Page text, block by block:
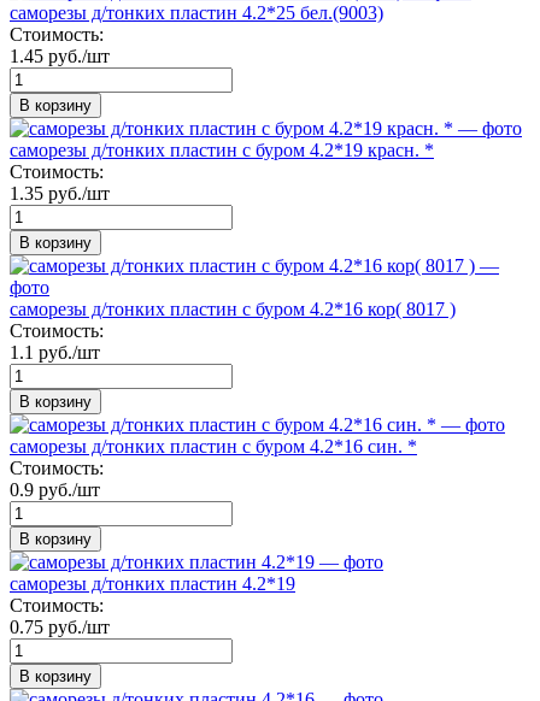
саморезы д/тонких пластин 4.2*25 бел.(9003)
Стоимость:
1.45 руб./шт
В корзину
саморезы д/тонких пластин с буром 4.2*19 красн. *
Стоимость:
1.35 руб./шт
В корзину
саморезы д/тонких пластин с буром 4.2*16 кор( 8017 )
Стоимость:
1.1 руб./шт
В корзину
саморезы д/тонких пластин с буром 4.2*16 син. *
Стоимость:
0.9 руб./шт
В корзину
саморезы д/тонких пластин 4.2*19
Стоимость:
0.75 руб./шт
В корзину